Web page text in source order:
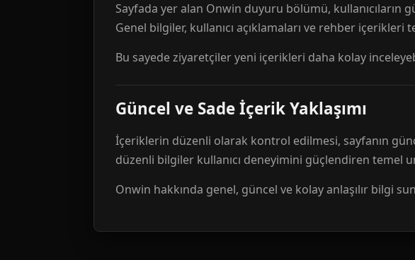
Sayfada yer alan Onwin duyuru bölümü, kullanıcıların
Genel bilgiler, kullanıcı açıklamaları ve rehber
Bu sayede ziyaretçiler yeni içerikleri daha kolay
Güncel ve Sade İçerik Yaklaşımı
İçeriklerin düzenli olarak kontrol edilmesi, sayfanın
düzenli bilgiler kullanıcı deneyimini güçlendiren temel
Onwin hakkında genel, güncel ve kolay anlaşılır bilgi